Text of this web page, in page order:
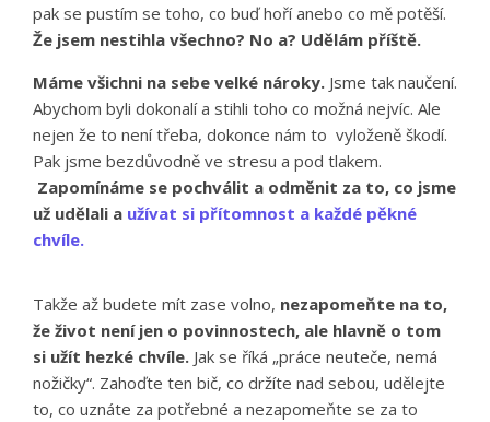
pak se pustím se toho, co buď hoří anebo co mě potěší.
Že jsem nestihla všechno? No a? Udělám příště.
Máme všichni na sebe velké nároky. Jsme tak naučení.
Abychom byli dokonalí a stihli toho co možná nejvíc. Ale
nejen že to není třeba, dokonce nám to vyloženě škodí.
Pak jsme bezdůvodně ve stresu a pod tlakem.
Zapomínáme se pochválit a odměnit za to, co jsme
už udělali a užívat si přítomnost a každé pěkné
chvíle.
Takže až budete mít zase volno, nezapomeňte na to,
že život není jen o povinnostech, ale hlavně o tom
si užít hezké chvíle. Jak se říká „práce neuteče, nemá
nožičky“. Zahoďte ten bič, co držíte nad sebou, udělejte
to, co uznáte za potřebné a nezapomeňte se za to